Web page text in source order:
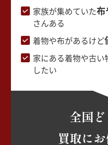
家族が集めていた
さんある
着物や布があるけど
家にある着物や古い
したい
全国
買取に